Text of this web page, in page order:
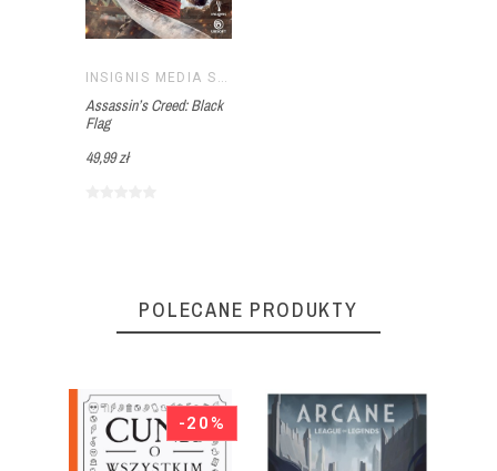
INSIGNIS MEDIA S.C. PAWEŁ BRZOZOWSKI TOMASZ BRZOZOWSKI
Assassin’s Creed: Black
Flag
49,99 zł
POLECANE PRODUKTY
-20%